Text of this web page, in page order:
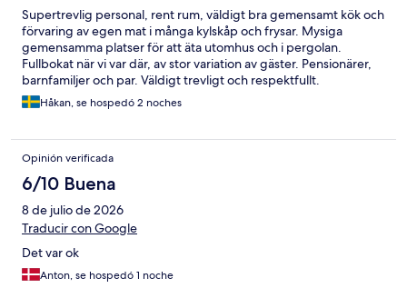
Supertrevlig personal, rent rum, väldigt bra gemensamt kök och
förvaring av egen mat i många kylskåp och frysar. Mysiga
gemensamma platser för att äta utomhus och i pergolan.
Fullbokat när vi var där, av stor variation av gäster. Pensionärer,
barnfamiljer och par. Väldigt trevligt och respektfullt.
Rekommenderar detta ställe om man inte vill lägga stora
summor på boende på denna vackra ö
Håkan, se hospedó 2 noches
Opinión verificada
6/10 Buena
8 de julio de 2026
Traducir con Google
Det var ok
Anton, se hospedó 1 noche